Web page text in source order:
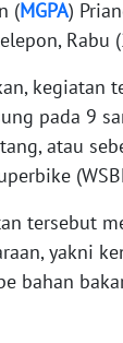
(MGPA)
Rabu
kegiatan
pada 9
atau
tersebut
yakni
bahan